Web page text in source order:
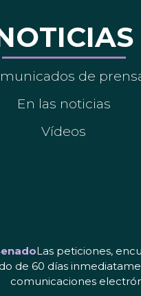
de
En las noticias
Vídeos
Las peticiones,
de 60 días
comunicaciones